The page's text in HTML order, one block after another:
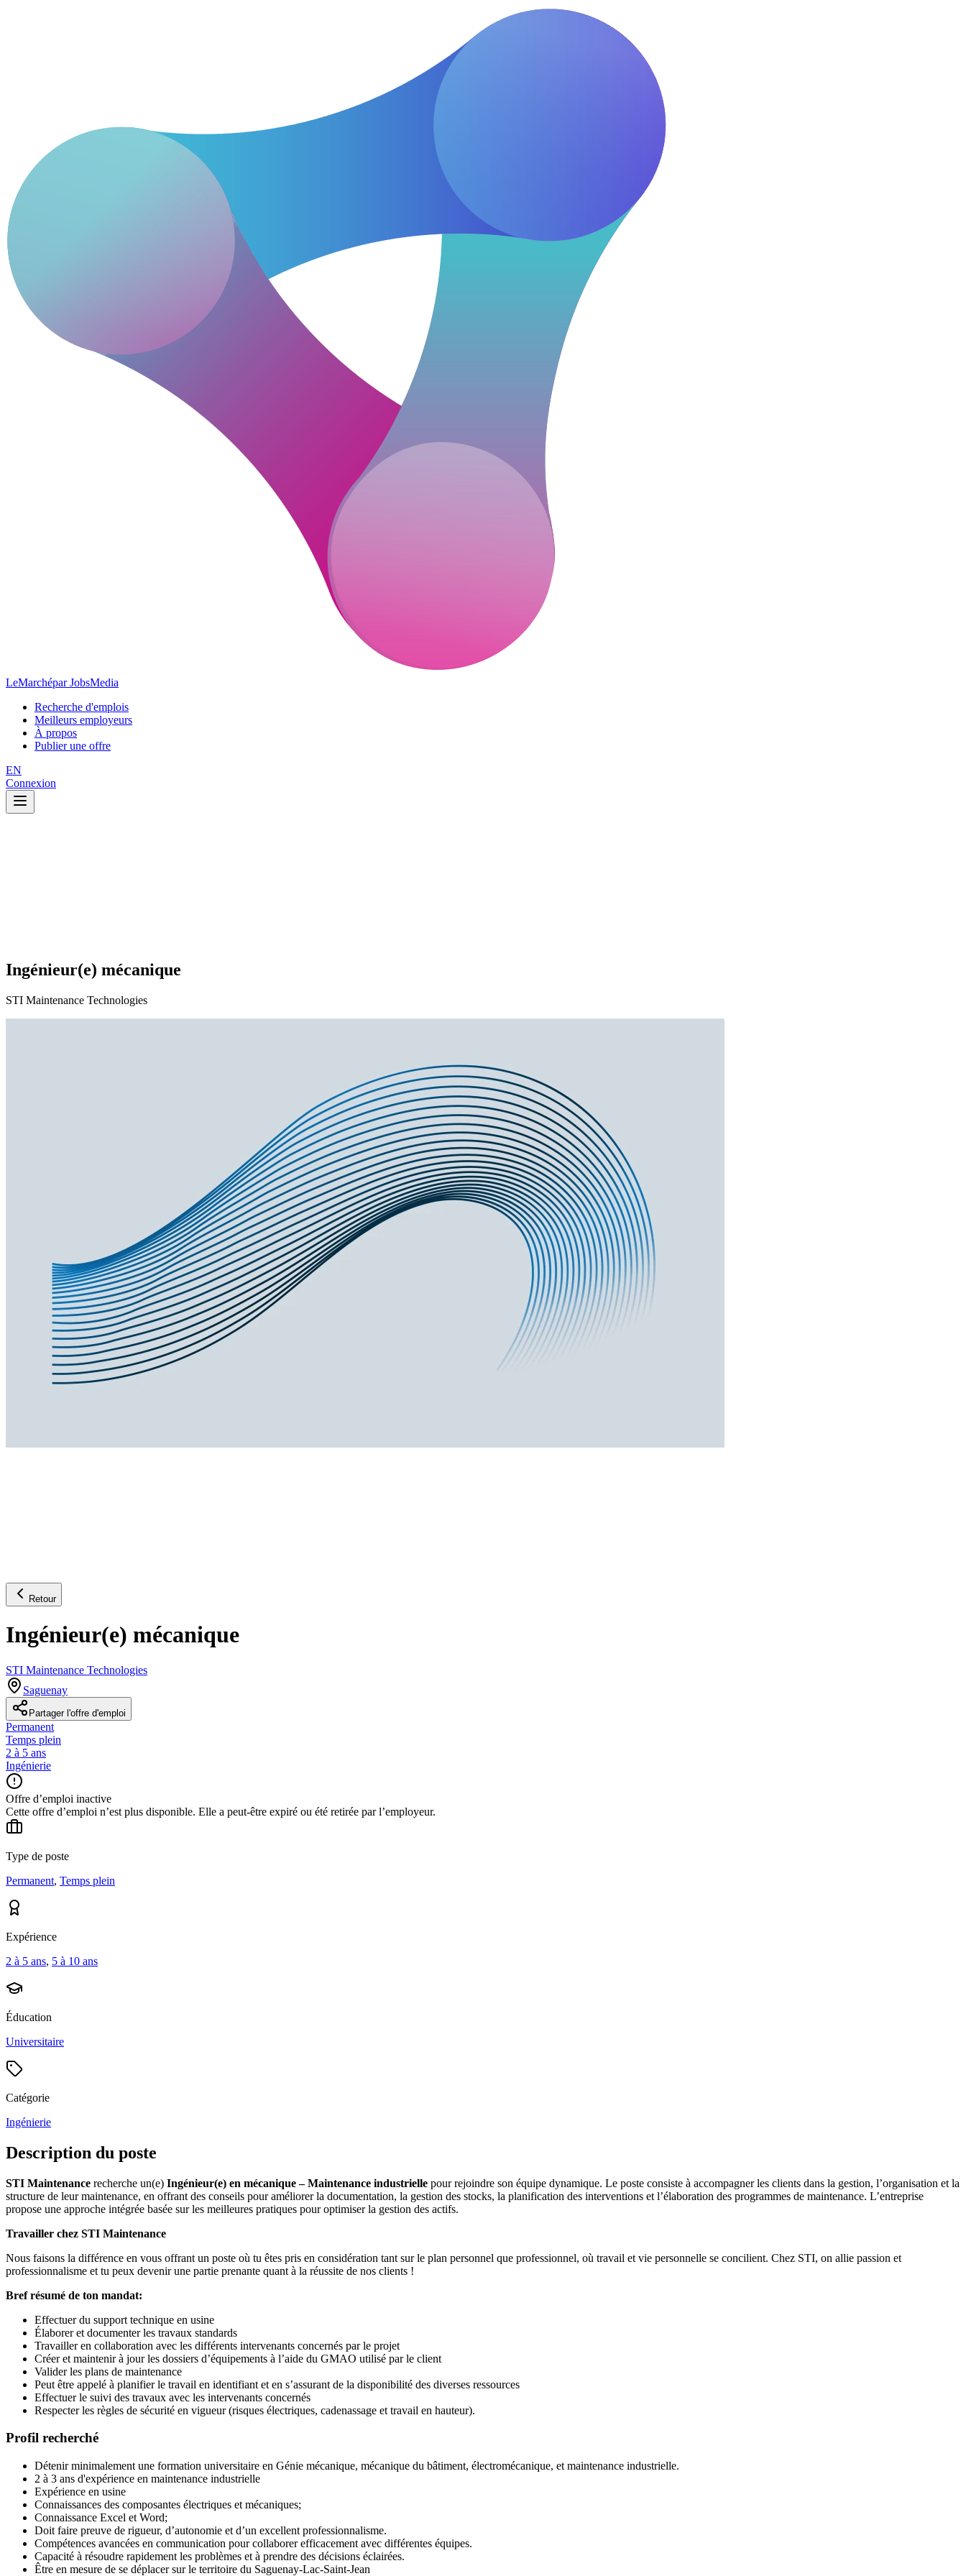
LeMarchépar JobsMedia
Recherche d'emplois
Meilleurs employeurs
À propos
Publier une offre
EN
Connexion
Ingénieur(e) mécanique
STI Maintenance Technologies
Retour
Ingénieur(e) mécanique
STI Maintenance Technologies
Saguenay
Partager l'offre d'emploi
Permanent
Temps plein
2 à 5 ans
Ingénierie
Offre d’emploi inactive
Cette offre d’emploi n’est plus disponible. Elle a peut-être expiré ou été retirée par l’employeur.
Type de poste
Permanent, Temps plein
Expérience
2 à 5 ans, 5 à 10 ans
Éducation
Universitaire
Catégorie
Ingénierie
Description du poste
STI Maintenance recherche un(e) Ingénieur(e) en mécanique – Maintenance industrielle pour rejoindre son équipe dynamique. Le poste consiste à accompagner les clients dans la gestion, l’organisation et la
structure de leur maintenance, en offrant des conseils pour améliorer la documentation, la gestion des stocks, la planification des interventions et l’élaboration des programmes de maintenance. L’entreprise
propose une approche intégrée basée sur les meilleures pratiques pour optimiser la gestion des actifs.
Travailler chez STI Maintenance
Nous faisons la différence en vous offrant un poste où tu êtes pris en considération tant sur le plan personnel que professionnel, où travail et vie personnelle se concilient. Chez STI, on allie passion et
professionnalisme et tu peux devenir une partie prenante quant à la réussite de nos clients !
Bref résumé de ton mandat:
Effectuer du support technique en usine
Élaborer et documenter les travaux standards
Travailler en collaboration avec les différents intervenants concernés par le projet
Créer et maintenir à jour les dossiers d’équipements à l’aide du GMAO utilisé par le client
Valider les plans de maintenance
Peut être appelé à planifier le travail en identifiant et en s’assurant de la disponibilité des diverses ressources
Effectuer le suivi des travaux avec les intervenants concernés
Respecter les règles de sécurité en vigueur (risques électriques, cadenassage et travail en hauteur).
Profil recherché
Détenir minimalement une formation universitaire en Génie mécanique, mécanique du bâtiment, électromécanique, et maintenance industrielle.
2 à 3 ans d'expérience en maintenance industrielle
Expérience en usine ​
Connaissances des composantes électriques et mécaniques;
Connaissance Excel et Word;
Doit faire preuve de rigueur, d’autonomie et d’un excellent professionnalisme.
Compétences avancées en communication pour collaborer efficacement avec différentes équipes.
Capacité à résoudre rapidement les problèmes et à prendre des décisions éclairées.
Être en mesure de se déplacer sur le territoire du Saguenay-Lac-Saint-Jean